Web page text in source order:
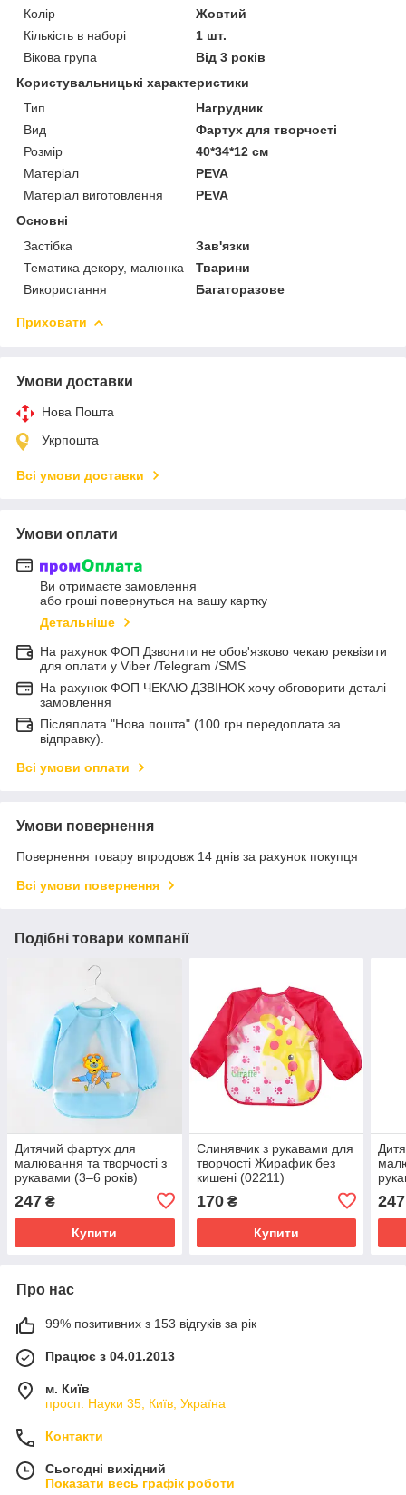
Колір
Жовтий
Кількість в наборі
1 шт.
Вікова група
Від 3 років
Користувальницькі характеристики
Тип
Нагрудник
Вид
Фартух для творчості
Розмір
40*34*12 см
Матеріал
PEVA
Матеріал виготовлення
PEVA
Основні
Застібка
Зав'язки
Тематика декору, малюнка
Тварини
Використання
Багаторазове
Приховати
Умови доставки
Нова Пошта
Укрпошта
Всі умови доставки
Умови оплати
Ви отримаєте замовлення
або гроші повернуться на вашу картку
Детальніше
На рахунок ФОП Дзвонити не обов'язково чекаю реквізити
для оплати у Viber /Telegram /SMS
На рахунок ФОП ЧЕКАЮ ДЗВІНОК хочу обговорити деталі
замовлення
Післяплата "Нова пошта" (100 грн передоплата за
відправку).
Всі умови оплати
Умови повернення
Повернення товару впродовж 14 днів за рахунок покупця
Всі умови повернення
Подібні товари компанії
Дитячий фартух для
малювання та творчості з
рукавами (3–6 років)
247 ₴
Купити
Слинявчик з рукавами для
творчості Жирафик без
кишені (02211)
170₴
Купити
247
Про нас
99% позитивних з 153 відгуків за рік
Працює з 04.01.2013
м. Київ
просп. Науки 35, Київ, Україна
Контакти
Сьогодні вихідний
Показати весь графік роботи